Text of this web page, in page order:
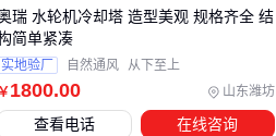
件热胀冷缩更剧烈
备更强的环境适应性
不妨追问其测试环境是否匹配你的
的关键所在。
￥ 1800.00 山东潍坊
瑞 水轮机冷却塔 造型美观 规格齐全 结
简单紧凑
实地验厂 自然通风 从下至上
查看电话 在线咨询